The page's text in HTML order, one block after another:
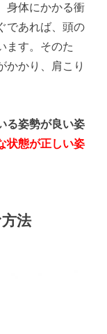
身体にかかる衝
であれば、頭の
ます。そのた
かかり、肩こり
る姿勢が良い姿
状態が正しい姿
法